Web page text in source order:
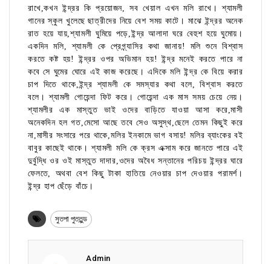
রাখে,কখন ইন্দ্রর কি প্রয়োজন, সব খেয়াল এখন মলি রাখে। শ্যামলী
গানের স্কুল খুলেছে ছাত্রীদের নিয়ে বেশ সময় কাটে। মাঝে ইন্দ্রর অনেক
রাত হয়ে যায়,শ্যামলী ঘুমিয়ে পড়ে,ইন্দ্র আলাদা ঘরে বেহুশ হয়ে ঘুমোয়।
একদিন মলি, শ্যামলী কে প্রেগ্ন্যাসির কথা জানায়! মলি শুনে বিশ্বাস
করতে কষ্ট হয়! ইন্দ্রর ওপর অভিমান হয়! ইন্দ্র মনেই করতে পারে না
কবে সে ঘুমের ঘোরে এই কাজ করেছে। এদিকে মলি ইন্দ্র কে বিয়ে করার
চাপ দিতে থাকে,ইন্দ্র শ্যামলী কে সমস্যার কথা বলে, বিশ্বাস করতে
বলে। শ্যামলী গোয়েন্দা ফিট করে। গোয়েন্দা এক মাস সময় চেয়ে নেয়।
শ্যামলীর এক মাস্তুত ভাই ওদের বাড়িতে যাওয়া আসা করে,মাসী
অনেকদিন হল গত,মেসো আছে তবে সেও অসুস্থ,ছেলে তেমন কিছুই করে
না,মাসীর সংসারে পরে থাকে,মলির ইনকামে ভাগ বসায়! মলির ব্যাংকের বই
বাবুর কাছেই থাকে। শ্যামলী মলি কে ক্রস এক্সাম করে জানতে পারে এই
দুর্বুদ্ধি ওর ওই মাস্তুত দাদার,ওদের অবৈধ সন্তানের পরিচয় ইন্দ্রর ঘারে
ফেলতে, অথবা বেশ কিছু টাকা হাতিয়ে নেওয়ার চাপ দেওয়ার পরামর্শ।
ইন্দ্র হাপ ছেঁড়ে বাঁচে।
সুতপা পুততুন্ড
Admin